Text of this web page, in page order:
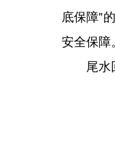
底保障”
安全保障
尾水